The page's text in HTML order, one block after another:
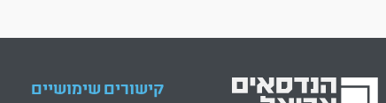
קישורים שימושיים